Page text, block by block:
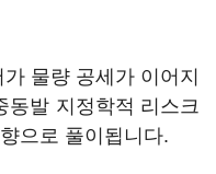
물량 공세가 이어지
동발 지정학적 리스크
으로 풀이됩니다.